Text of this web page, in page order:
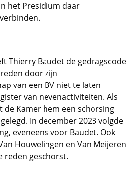
het Presidium daar
Thierry Baudet de gedragscode
door zijn
van een BV niet te laten
van nevenactiviteiten. Als
de Kamer hem een schorsing
In december 2023 volgde
eveneens voor Baudet. Ook
Houwelingen en Van Meijeren
reden geschorst.